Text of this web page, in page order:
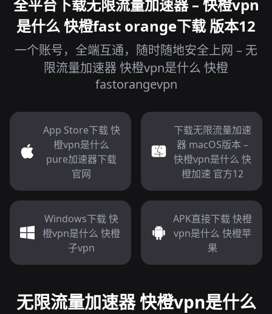
全平台下载无限流量加速器 – 快橙vpn
是什么 快橙fast orange下载 版本12
一个账号，全端互通，随时随地安全上网 – 无
限流量加速器 快橙vpn是什么 快橙
fastorangevpn
App Store下载 快
橙vpn是什么
pure加速器下载
官网
下载无限流量加速
器 macOS版本 –
快橙vpn是什么 快
橙加速 官方12
Windows下载 快
橙vpn是什么 快橙
子vpn
APK直接下载 快橙
vpn是什么 快橙苹
果
无限流量加速器 快橙vpn是什么